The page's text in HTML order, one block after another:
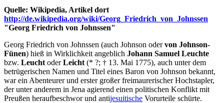
Quelle: Wikipedia, Artikel dort
http://de.wikipedia.org/wiki/Georg_Friedrich_von_Johnssen
"Georg Friedrich von Johnssen"
Georg Friedrich von Johnssen (auch Johnson odervon Johnson-
Fünen) hieß in Wirklichkeit angeblich Johann Samuel Leuchte
bzw. Leucht oderLeicht (* ?; † 13. Mai 1775), auch unter dem
betrügerischen Namen und Titel eines Baron von Johnson bekannt,
war ein Abenteurer und erster großer freimaurerischer Hochstapler,
der unter anderem in Jena agierend einen politischen Konflikt mit
Preußen heraufbeschwor und antijesuitische Vorurteile schürte.